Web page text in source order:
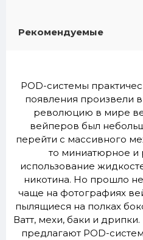
Рекомендуемые
POD-системы
появления произвели
революцию в мире
вейперов был
перейти с массивного
то миниатюрное и
использование
никотина. Но прошло
чаще на фотографиях
пылящиеся на полках
Ватт, мехи, баки и
предлагают POD-